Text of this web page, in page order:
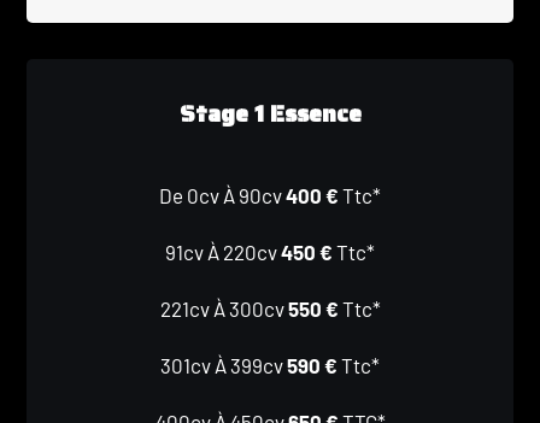
Stage 1 Essence
De 0cv À 90cv400 € Ttc*
91cv À 220cv450 € Ttc*
221cv À 300cv550 € Ttc*
301cv À 399cv590 € Ttc*